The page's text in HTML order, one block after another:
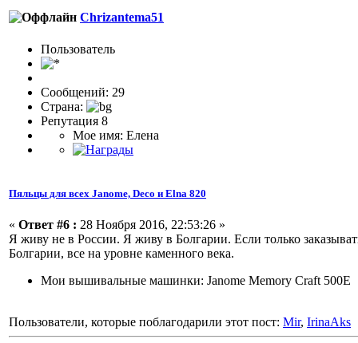
Chrizantema51
Пользоватeль
Сообщений: 29
Страна:
Репутация 8
Мое имя: Елена
Пяльцы для всех Janome, Deco и Elna 820
« Ответ #6 : 28 Ноября 2016, 22:53:26 »
Я живу не в России. Я живу в Болгарии. Если только
Болгарии, все на уровне каменного века.
Мои вышивальные машинки: Janome Memory Craft 500E
Пользователи, которые поблагодарили этот пост: Mir, IrinaAks